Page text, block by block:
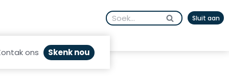
Search
for:
Sluit aan
ons Skenk nou